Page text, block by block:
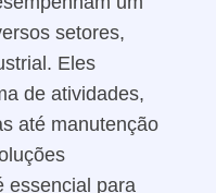
setores,
Eles
de atividades,
até manutenção
essencial para